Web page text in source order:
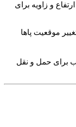
و زاویه برای
موقعیت پاها
برای حمل و نقل